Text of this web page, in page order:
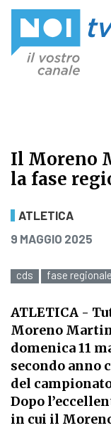
Il Moreno
la fase
Il Moreno
ATLETICA
PUBBLICATO IL
9 MAGGIO 2025
cds fase regionale
ATLETICA -
Moreno
domenica 11
secondo anno
del
Dopo
in cui il